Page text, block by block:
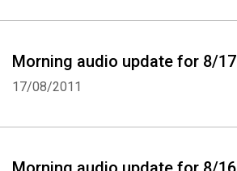
Morning audio update for 8/17
17/08/2011